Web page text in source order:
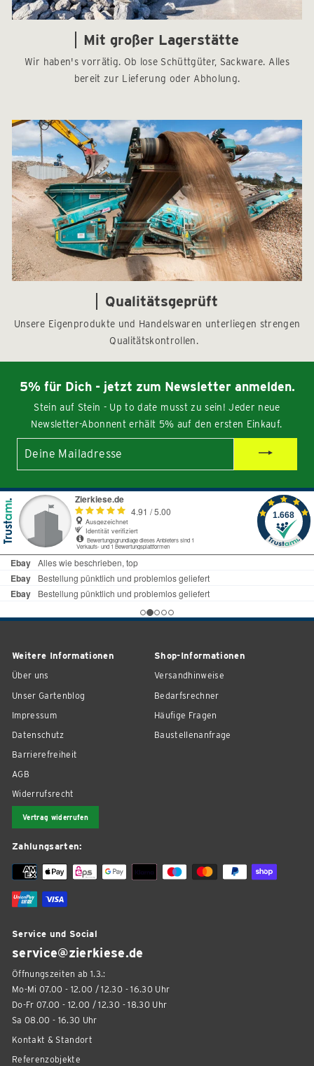
Mit großer Lagerstätte
Wir haben's vorrätig. Ob lose Schüttgüter, Sackware. Alles
bereit zur Lieferung oder Abholung.
Qualitätsgeprüft
Unsere Eigenprodukte und Handelswaren unterliegen strengen
Qualitätskontrollen.
5% für Dich - jetzt zum Newsletter anmelden.
Stein auf Stein - Up to date musst zu sein! Jeder neue
Newsletter-Abonnent erhält 5% auf den ersten Einkauf.
Weitere Informationen
Über uns
Unser Gartenblog
Impressum
Datenschutz
Barrierefreiheit
AGB
Widerrufsrecht
Vertrag widerrufen
Shop-Informationen
Versandhinweise
Bedarfsrechner
Häufige Fragen
Baustellenanfrage
Zahlungsarten:
Service und Social
service@zierkiese.de
Öffnungszeiten ab 1.3.:
Mo-Mi 07.00 - 12.00 / 12.30 - 16.30 Uhr
Do-Fr 07.00 - 12.00 / 12.30 - 18.30 Uhr
Sa 08.00 - 16.30 Uhr
Kontakt & Standort
Referenzobjekte